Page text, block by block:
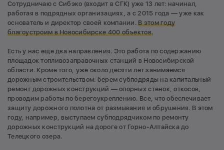
Сотрудничаю с Сибэко (входит в СГК) уже 13 лет: начинал,
работая в подрядных организациях, а с 2015 года — уже как
основатель и директор своей компании.В этом году
благоустроим в Новосибирске 400 объектов.
Есть у нас еще два направления. Это работа по содержанию
площадок топливозаправочных станций в Новосибирской
области. Кроме того, уже около десяти лет занимаемся
дорожным строительством: берем субподряды на капитальный
ремонт дорожных конструкций — опорных стенок, откосов,
проводим работы по берегоукреплению. Все, что обеспечивает
защиту дорожного полотна от размывания и обрушения. В этом
году, например, выступаем субподрядчиком по ремонту
дорожных конструкций на дороге от Горно-Алтайска до
Телецкого озера.